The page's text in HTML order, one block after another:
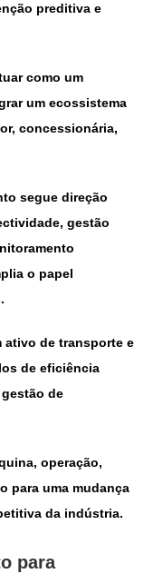
preditiva e
como um
um ecossistema
concessionária,
segue direção
gestão
o papel
ativo de transporte e
de eficiência
de
operação,
para uma mudança
da indústria.
para